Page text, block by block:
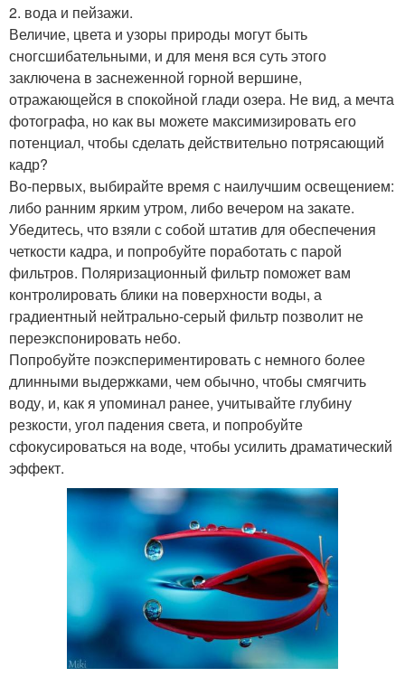
2. вода и пейзажи.
Величие, цвета и узоры природы могут быть
сногсшибательными, и для меня вся суть этого
заключена в заснеженной горной вершине,
отражающейся в спокойной глади озера. Не вид, а мечта
фотографа, но как вы можете максимизировать его
потенциал, чтобы сделать действительно потрясающий
кадр?
Во-первых, выбирайте время с наилучшим освещением:
либо ранним ярким утром, либо вечером на закате.
Убедитесь, что взяли с собой штатив для обеспечения
четкости кадра, и попробуйте поработать с парой
фильтров. Поляризационный фильтр поможет вам
контролировать блики на поверхности воды, а
градиентный нейтрально-серый фильтр позволит не
переэкспонировать небо.
Попробуйте поэкспериментировать с немного более
длинными выдержками, чем обычно, чтобы смягчить
воду, и, как я упоминал ранее, учитывайте глубину
резкости, угол падения света, и попробуйте
сфокусироваться на воде, чтобы усилить драматический
эффект.